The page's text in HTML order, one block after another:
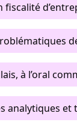
fiscalité
à l’oral
analytiques